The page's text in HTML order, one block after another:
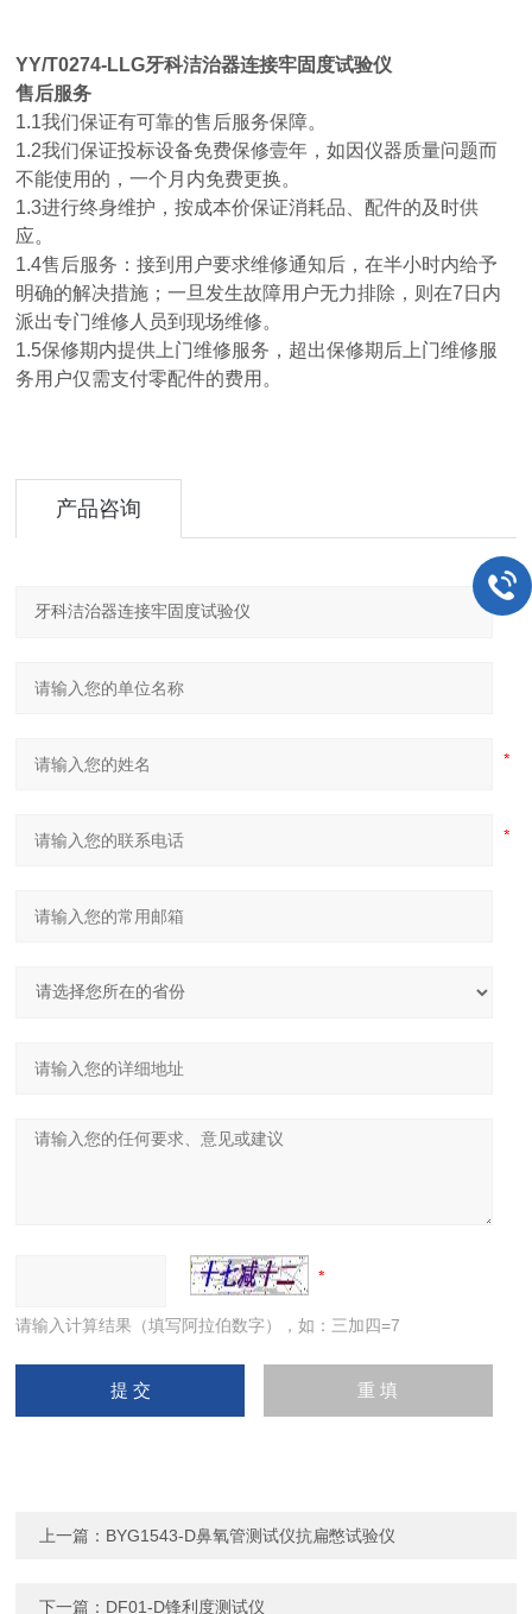
YY/T0274-LLG牙科洁治器连接牢固度试验仪
售后服务
1.1我们保证有可靠的售后服务保障。
1.2我们保证投标设备免费保修壹年，如因仪器质量问题而
不能使用的，一个月内免费更换。
1.3进行终身维护，按成本价保证消耗品、配件的及时供
应。
1.4售后服务：接到用户要求维修通知后，在半小时内给予
明确的解决措施；一旦发生故障用户无力排除，则在7日内
派出专门维修人员到现场维修。
1.5保修期内提供上门维修服务，超出保修期后上门维修服
务用户仅需支付零配件的费用。
产品咨询
请输入计算结果（填写阿拉伯数字），如：三加四=7
上一篇： BYG1543-D鼻氧管测试仪抗扁憋试验仪
下一篇： DF01-D锋利度测试仪